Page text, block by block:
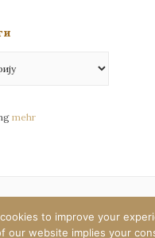
mehr
to improve your
our website implies your